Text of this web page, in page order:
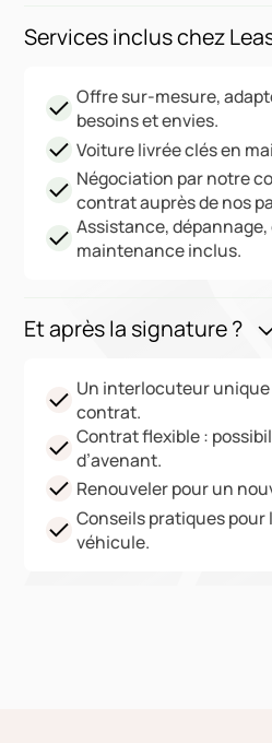
Services inclus chez
Offre sur-mesure,
besoins et envies.
Voiture livrée clés en
Négociation par notre
contrat auprès de nos
Assistance,
maintenance inclus.
Et après la signature ?
Un interlocuteur
contrat.
Contrat flexible :
d’avenant.
Renouveler pour un
Conseils pratiques
véhicule.